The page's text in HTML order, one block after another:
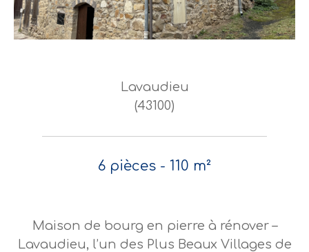
Lavaudieu
(43100)
6 pièces - 110 m²
Maison de bourg en pierre à rénover –
Lavaudieu, l’un des Plus Beaux Villages de